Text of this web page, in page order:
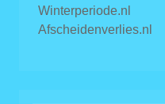
Winterperiode.nl
Afscheidenverlies.nl